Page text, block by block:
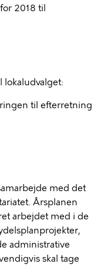
2018 til
lokaludvalget:
til efterretning
med det
Årsplanen
arbejdet med i de
administrative
skal tage